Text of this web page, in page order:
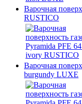
Варочная
RUSTICO
Варочная
burgundy LUXE